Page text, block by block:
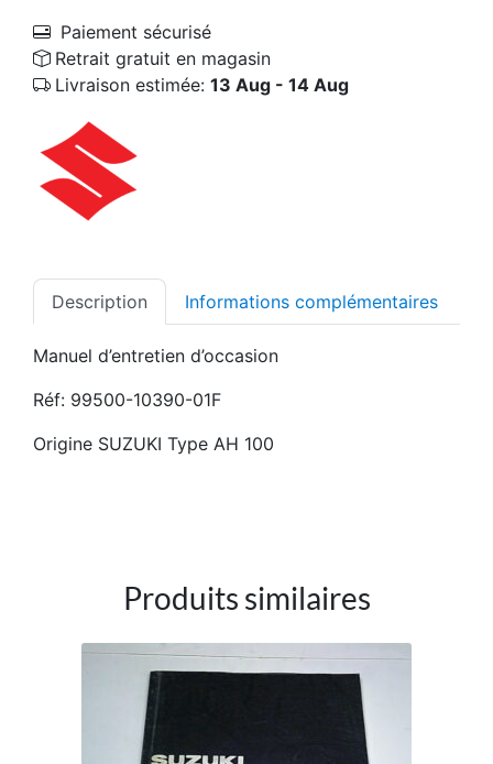
Paiement sécurisé
Retrait gratuit en magasin
Livraison estimée: 13 Aug - 14 Aug
Description Informations complémentaires
Manuel d’entretien d’occasion
Réf: 99500-10390-01F
Origine SUZUKI Type AH 100
Produits similaires